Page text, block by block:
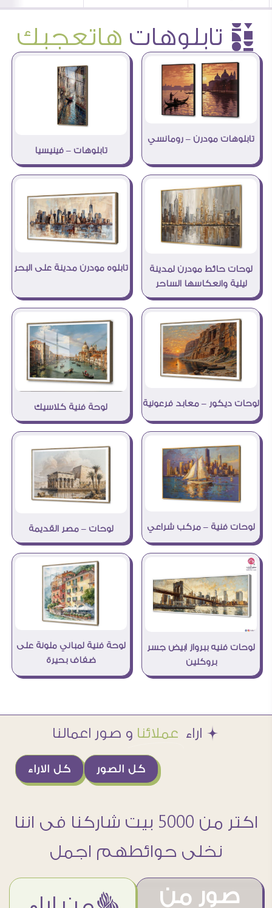
è تابلوهات هاتعجبك
تابلوهات مودرن – رومانسي
تابلوهات – فينيسيا
لوحات حائط مودرن لمدينة
ليلية وانعكاسها الساحر
تابلوه مودرن مدينة على البحر
لوحات ديكور – معابد فرعونية لوحة فنية كلاسيك
لوحات فنية – مركب شراعي لوحات – مصر القديمة
لوحات فنيه ببرواز ابيض جسر
بروكلين
لوحة فنية لمباني ملونة على
ضفاف بحيرة
Æ اراء عملائنا و صور اعمالنا
كل الاراء كل الصور
اكتر من 5000 بيت شاركنا فى اننا
نخلى حوائطهم اجمل
صور من